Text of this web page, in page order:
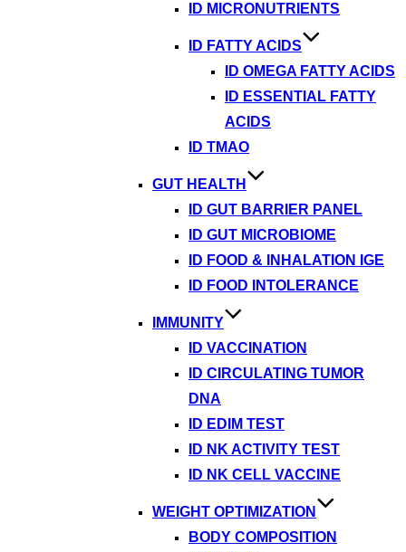
ID MICRONUTRIENTS
ID FATTY ACIDS
ID OMEGA FATTY ACIDS
ID ESSENTIAL FATTY
ACIDS
ID TMAO
GUT HEALTH
ID GUT BARRIER PANEL
ID GUT MICROBIOME
ID FOOD & INHALATION IGE
ID FOOD INTOLERANCE
IMMUNITY
ID VACCINATION
ID CIRCULATING TUMOR
DNA
ID EDIM TEST
ID NK ACTIVITY TEST
ID NK CELL VACCINE
WEIGHT OPTIMIZATION
BODY COMPOSITION